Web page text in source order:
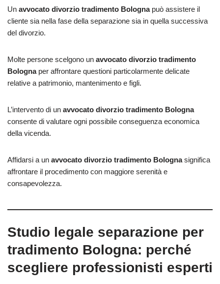
Un avvocato divorzio tradimento Bolognapuò assistere il
cliente sia nella fase della separazione sia in quella successiva
del divorzio.
Molte persone scelgono un avvocato divorzio tradimento
Bolognaper affrontare questioni particolarmente delicate
relative a patrimonio, mantenimento e figli.
L’intervento di un avvocato divorzio tradimento Bologna
consente di valutare ogni possibile conseguenza economica
della vicenda.
Affidarsi a un avvocato divorzio tradimento Bolognasignifica
affrontare il procedimento con maggiore serenità e
consapevolezza.
Studio legale separazione per
tradimento Bologna: perché
scegliere professionisti esperti